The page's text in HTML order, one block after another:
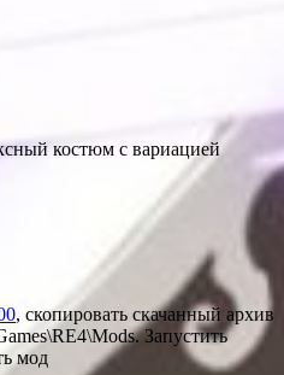
костюм с вариацией
, скопировать скачанный архив
Запустить
мод